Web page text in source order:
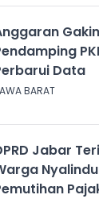
Data
BARAT
Jabar